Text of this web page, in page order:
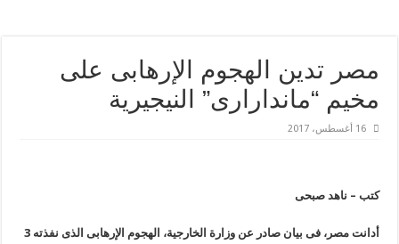
مصر تدين الهجوم الإرهابى على
مخيم “ماندارارى” النيجيرية
16 أغسطس، 2017
كتب – ناهد صبحى
أدانت مصر، فى بيان صادر عن وزارة الخارجية، الهجوم الإرهابى الذى نفذته 3